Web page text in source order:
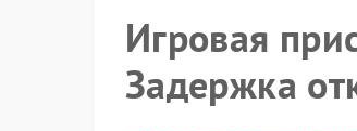
Игровая
Задержка